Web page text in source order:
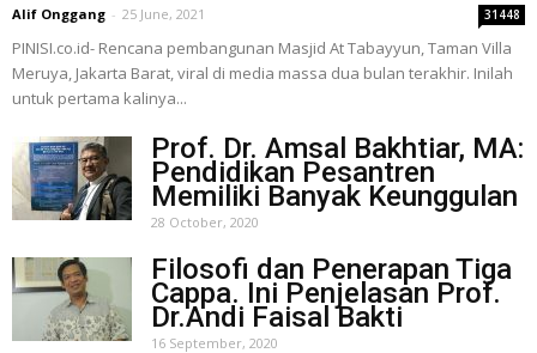
Alif Onggang - 25 June, 2021 31448
PINISI.co.id- Rencana pembangunan Masjid At Tabayyun, Taman Villa
Meruya, Jakarta Barat, viral di media massa dua bulan terakhir. Inilah
untuk pertama kalinya...
Prof. Dr. Amsal Bakhtiar, MA:
Pendidikan Pesantren
Memiliki Banyak Keunggulan
28 October, 2020
Filosofi dan Penerapan Tiga
Cappa. Ini Penjelasan Prof.
Dr.Andi Faisal Bakti
16 September, 2020